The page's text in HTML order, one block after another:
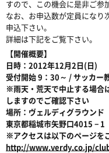
すので、この機会に是非ご参
なお、お申込数が定員になり
申込下さい。
詳細は下記をご覧下さい。
【開催概要】
日時：2012年12月2日(日)
受付開始 9：30～ / サッカ
※雨天・荒天で中止する場合
しますのでご確認下さい
場所：ヴェルディグラウンド
東京都稲城市矢野口4015－1
※アクセスは以下のページを
http://www.verdy.co.jp/